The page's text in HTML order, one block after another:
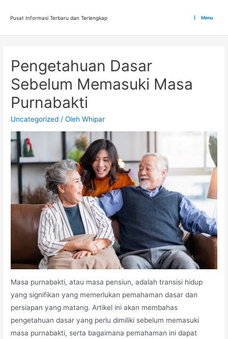
Pusat Informasi Terbaru dan Terlengkap Menu
Pengetahuan Dasar
Sebelum Memasuki Masa
Purnabakti
Uncategorized / OlehWhipar
Masa purnabakti, atau masa pensiun, adalah transisi hidup
yang signifikan yang memerlukan pemahaman dasar dan
persiapan yang matang. Artikel ini akan membahas
pengetahuan dasar yang perlu dimiliki sebelum memasuki
masa purnabakti, serta bagaimana pemahaman ini dapat